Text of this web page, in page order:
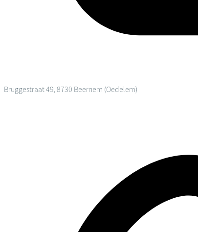
Bruggestraat 49, 8730 Beernem (Oedelem)